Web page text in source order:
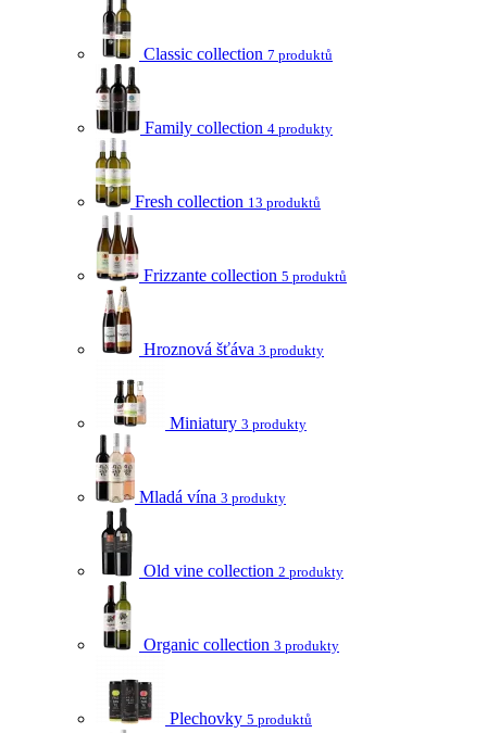
Classic collection 7 produktů
Family collection 4 produkty
Fresh collection 13 produktů
Frizzante collection 5 produktů
Hroznová šťáva 3 produkty
Miniatury 3 produkty
Mladá vína 3 produkty
Old vine collection 2 produkty
Organic collection 3 produkty
Plechovky 5 produktů